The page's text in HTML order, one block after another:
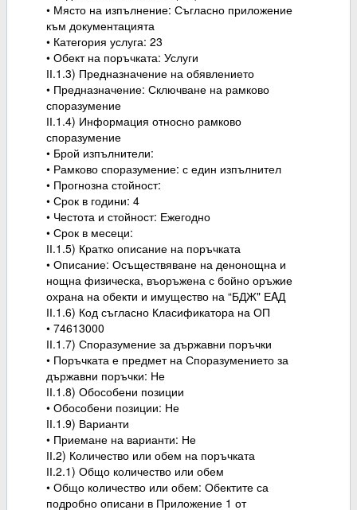
• Място на изпълнение: Съгласно приложение
към документацията
• Категория услуга: 23
• Обект на поръчката: Услуги
ІІ.1.3) Предназначение на обявлението
• Предназначение: Сключване на рамково
споразумение
ІІ.1.4) Информация относно рамково
споразумение
• Брой изпълнители:
• Рамково споразумение: с един изпълнител
• Прогнозна стойност:
• Срок в години: 4
• Честота и стойност: Ежегодно
• Срок в месеци:
ІІ.1.5) Кратко описание на поръчката
• Описание: Осъществяване на денонощна и
нощна физическа, въоръжена с бойно оръжие
охрана на обекти и имущество на “БДЖ" ЕAД
ІІ.1.6) Код съгласно Класификатора на ОП
• 74613000
ІІ.1.7) Споразумение за държавни поръчки
• Поръчката е предмет на Споразумението за
държавни поръчки: Не
ІІ.1.8) Обособени позиции
• Обособени позиции: Не
ІІ.1.9) Варианти
• Приемане на варианти: Не
ІІ.2) Количество или обем на поръчката
ІІ.2.1) Общо количество или обем
• Общо количество или обем: Обектите са
подробно описани в Приложение 1 от